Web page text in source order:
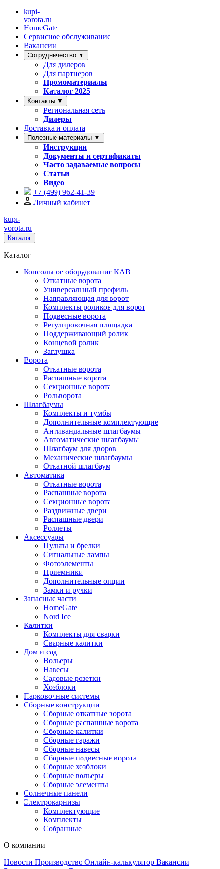
kupi-
vorota.ru
HomeGate
Сервисное обслуживание
Вакансии
Сотрудничество ▼
Для дилеров
Для партнеров
Промоматериалы
Каталог 2025
Контакты ▼
Региональная сеть
Дилеры
Доставка и оплата
Полезные материалы ▼
Инструкции
Документы и сертификаты
Часто задаваемые вопросы
Статьи
Видео
+7 (499) 962-41-39
Личный кабинет
kupi-
vorota.ru
Каталог
Каталог
Консольное оборудование КАВ
Откатные ворота
Универсальный профиль
Направляющая для ворот
Комплекты роликов для ворот
Подвесные ворота
Регулировочная площадка
Поддерживающий ролик
Концевой ролик
Заглушка
Ворота
Откатные ворота
Распашные ворота
Секционные ворота
Рольворота
Шлагбаумы
Комплекты и тумбы
Дополнительные комплектующие
Антивандальные шлагбаумы
Автоматические шлагбаумы
Шлагбаум для дворов
Механические шлагбаумы
Откатной шлагбаум
Автоматика
Откатные ворота
Распашные ворота
Секционные ворота
Раздвижные двери
Распашные двери
Роллеты
Аксессуары
Пульты и брелки
Сигнальные лампы
Фотоэлементы
Приёмники
Дополнительные опции
Замки и ручки
Запасные части
HomeGate
Nord Ice
Калитки
Комплекты для сварки
Сварные калитки
Дом и сад
Вольеры
Навесы
Садовые розетки
Хозблоки
Парковочные системы
Сборные конструкции
Сборные откатные ворота
Сборные распашные ворота
Сборные калитки
Сборные гаражи
Сборные навесы
Сборные подвесные ворота
Сборные хозблоки
Сборные вольеры
Сборные элементы
Солнечные панели
Электрокарнизы
Комплектующие
Комплекты
Собранные
О компании
Новости Производство Онлайн-калькулятор Вакансии